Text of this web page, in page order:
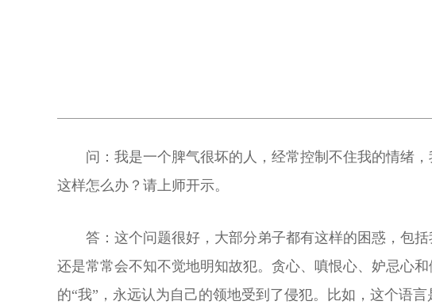
问：我是一个脾气很坏的人，经常控制不住我的情绪
这样怎么办？请上师开示。
答：这个问题很好，大部分弟子都有这样的困惑，包
还是常常会不知不觉地明知故犯。贪心、嗔恨心、妒忌心
的“我”，永远认为自己的领地受到了侵犯。比如，这个语